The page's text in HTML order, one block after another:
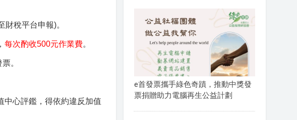
稅平台申報)。
每次酌收500元作業費。
。
中心評鑑，得依約違反加值
e首發票攜手綠色奇蹟，推動中獎發
票捐贈助力電腦再生公益計劃